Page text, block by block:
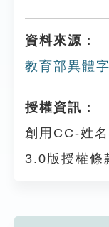
資料來源：
教育部異體
授權資訊：
創用CC-姓
3.0版授權條